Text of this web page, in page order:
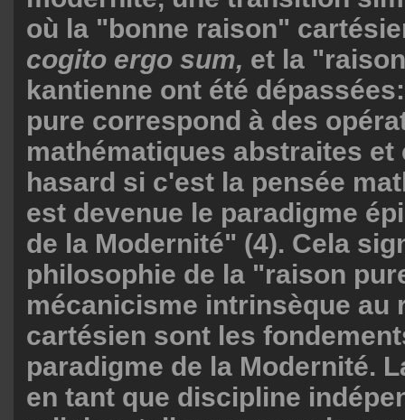
où la "bonne raison"
cogito ergo sum, et la
kantienne ont été
pure correspond à des
mathématiques abstraites et
hasard si c'est la pensée
est devenue le paradigme
de la Modernité" (4). Cela
philosophie de la "raison
mécanicisme intrinsèque au
cartésien sont les
paradigme de la Modernité.
en tant que discipline